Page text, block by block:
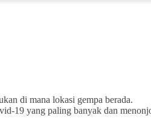
di mana lokasi gempa berada.
19 yang paling banyak dan